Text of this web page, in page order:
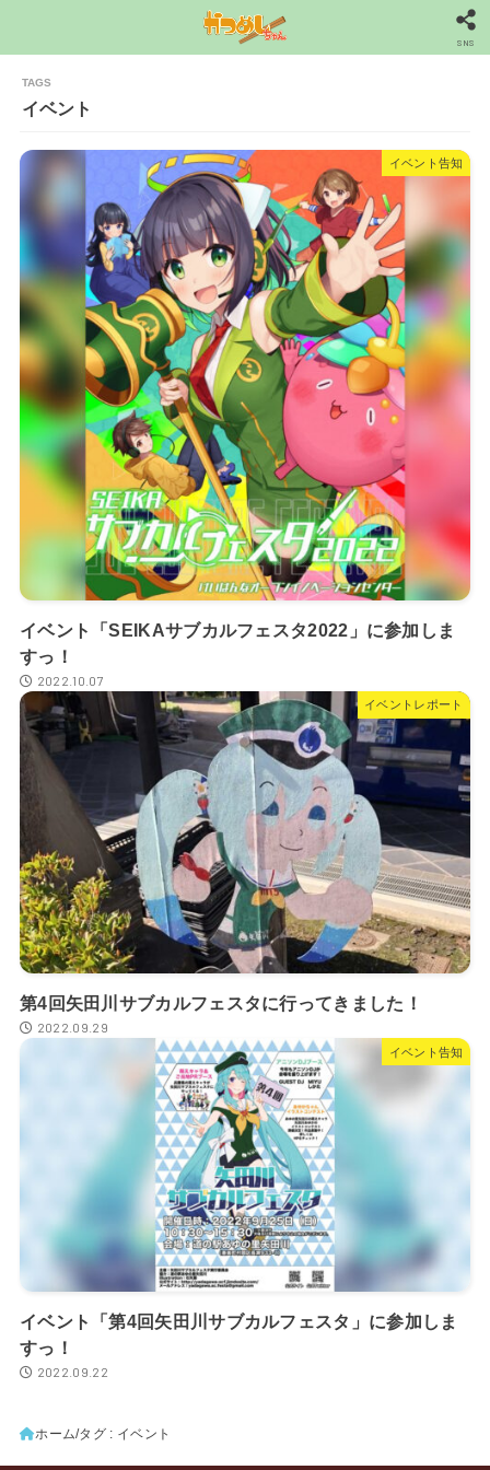
SNS
イベント
イベント告知
イベント「SEIKAサブカルフェスタ2022」に参加しま
すっ！
2022.10.07
イベントレポート
第4回矢田川サブカルフェスタに行ってきました！
2022.09.29
イベント告知
イベント「第4回矢田川サブカルフェスタ」に参加しま
すっ！
2022.09.22
ホーム タグ : イベント